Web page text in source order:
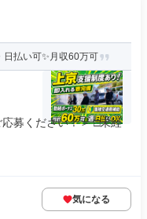
日払い可✨月収60万可
募ください！＞ □未経
気になる